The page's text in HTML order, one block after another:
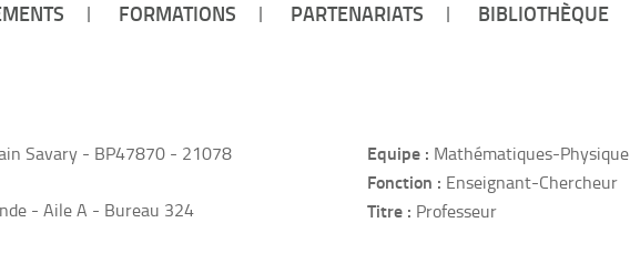
FORMATIONS PARTENARIATS BIBLIOTHÈQUE
Savary - BP47870 - 21078
- Aile A - Bureau 324
Equipe : Mathématiques-Physique
Fonction : Enseignant-Chercheur
Titre : Professeur